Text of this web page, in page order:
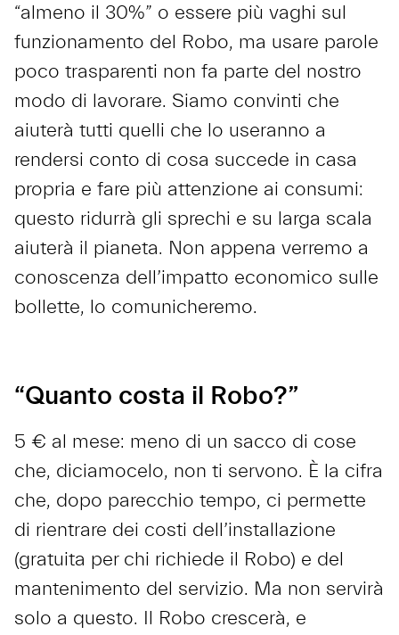
“almeno il 30%” o essere più vaghi sul
funzionamento del Robo, ma usare parole
poco trasparenti non fa parte del nostro
modo di lavorare. Siamo convinti che
aiuterà tutti quelli che lo useranno a
rendersi conto di cosa succede in casa
propria e fare più attenzione ai consumi:
questo ridurrà gli sprechi e su larga scala
aiuterà il pianeta. Non appena verremo a
conoscenza dell’impatto economico sulle
bollette, lo comunicheremo.
“Quanto costa il Robo?”
5 € al mese: meno di un sacco di cose
che, diciamocelo, non ti servono. È la cifra
che, dopo parecchio tempo, ci permette
di rientrare dei costi dell’installazione
(gratuita per chi richiede il Robo) e del
mantenimento del servizio. Ma non servirà
solo a questo. Il Robo crescerà, e